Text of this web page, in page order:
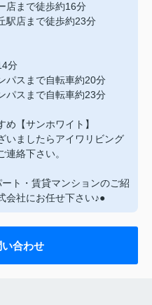
店まで徒歩約16分
駅店まで徒歩約23分
分
スまで自転車約20分
スまで自転車約23分
め【サンホワイト】
いましたらアイワリビング
絡下さい。
ト・賃貸マンションのご紹
会社にお任せ下さい♪●
い合わせ